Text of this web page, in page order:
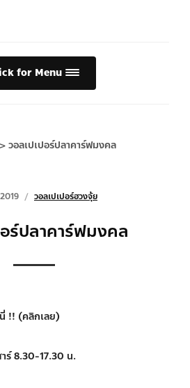
for Menu
>วอลเปเปอร์ปลาคาร์ฟมงคล
วอลเปเปอร์ฮวงจุ้ย
ร์ปลาคาร์ฟมงคล
!! (คลิกเลย)
ร์ 8.30-17.30 น.